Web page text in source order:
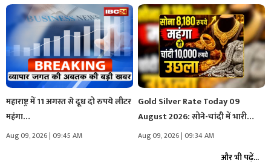
महाराष्ट्र में 11 अगस्त से दूध दो रुपये लीटर
महंगा…
Aug 09, 2026 | 09:45 AM
Gold Silver Rate Today 09
August 2026: सोने-चांदी में भारी…
Aug 09, 2026 | 09:34 AM
और भी पढ़ें...